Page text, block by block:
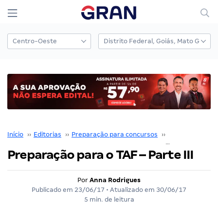
Início ›› Editorias ›› Preparação para concursos ››
Preparação para o TAF – Parte III
Por Anna Rodrigues
Publicado em 23/06/17 • Atualizado em 30/06/17
5 min. de leitura